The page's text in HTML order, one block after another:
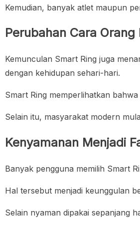
Kemudian, banyak atlet maupun
Perubahan Cara
Kemunculan Smart Ring juga
dengan kehidupan sehari-hari.
Smart Ring memperlihatkan
Selain itu, masyarakat modern
Kenyamanan Menjadi
Banyak pengguna memilih Smart
Hal tersebut menjadi keunggulan
Selain nyaman dipakai sepanjang